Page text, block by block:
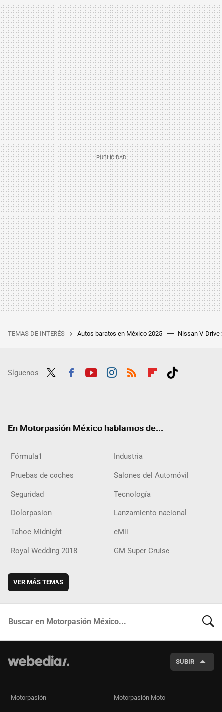
TEMAS DE INTERÉS Autos baratos en México 2025 Nissan V-Drive
Síguenos
En Motorpasión México hablamos de...
Fórmula1 Industria
Pruebas de coches Salones del Automóvil
Seguridad Tecnología
Dolorpasion Lanzamiento nacional
Tahoe Midnight eMii
Royal Wedding 2018 GM Super Cruise
VER MÁS TEMAS
SUBIR
Motorpasión Motorpasión Moto